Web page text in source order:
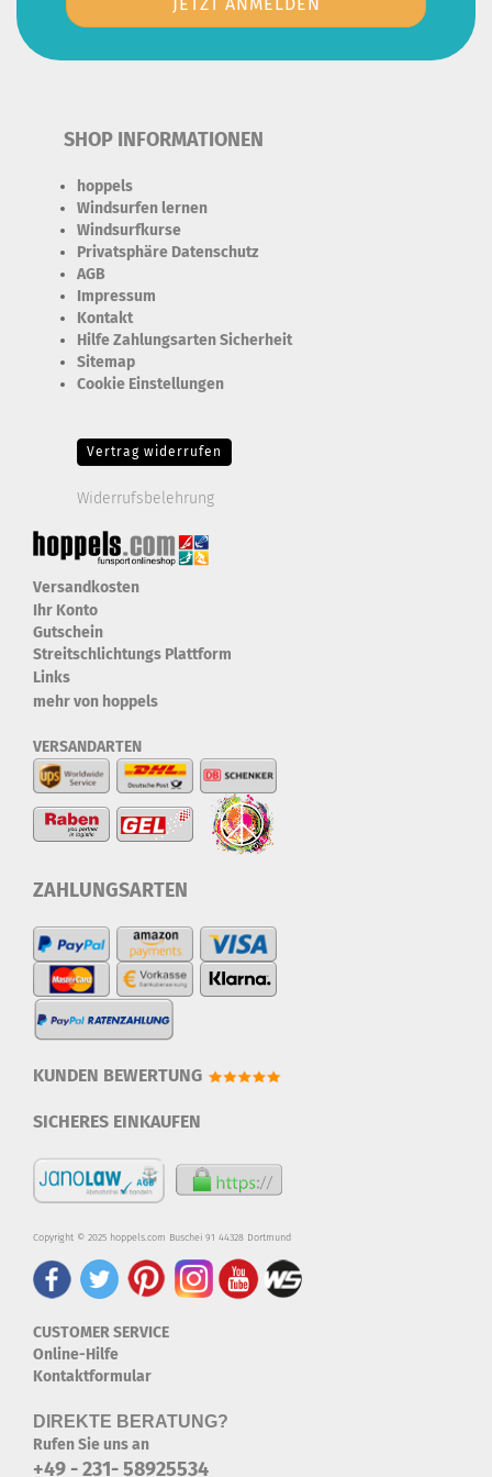
SHOP INFORMATIONEN
hoppels
Windsurfen lernen
Windsurfkurse
Privatsphäre Datenschutz
AGB
Impressum
Kontakt
Hilfe Zahlungsarten Sicherheit
Sitemap
Cookie Einstellungen
Vertrag widerrufen
Widerrufsbelehrung
Versandkosten
Ihr Konto
Gutschein
Streitschlichtungs Plattform
Links
mehr von hoppels
VERSANDARTEN
ZAHLUNGSARTEN
KUNDEN BEWERTUNG
SICHERES EINKAUFEN
Copyright © 2025 hoppels.com Buschei 91 44328 Dortmund
CUSTOMER SERVICE
Online-Hilfe
Kontaktformular
DIREKTE BERATUNG?
Rufen Sie uns an
+49 - 231- 58925534